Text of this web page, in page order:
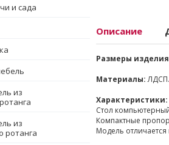
и сада
из
из
ротанга
Описание
Размеры
Материалы:ЛДСП.
Характеристики:
Стол
Компактные
Модель